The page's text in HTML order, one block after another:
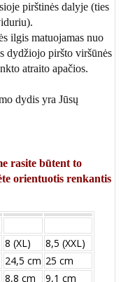
pirštinės dalyje (ties
ilgis matuojamas nuo
dydžiojo piršto viršūnės
atraito apačios.
dydis yra Jūsų
rasite būtent to
orientuotis renkantis
8 (XL)
8,5 (XXL)
24,5 cm 25 cm
8,8 cm
9,1 cm